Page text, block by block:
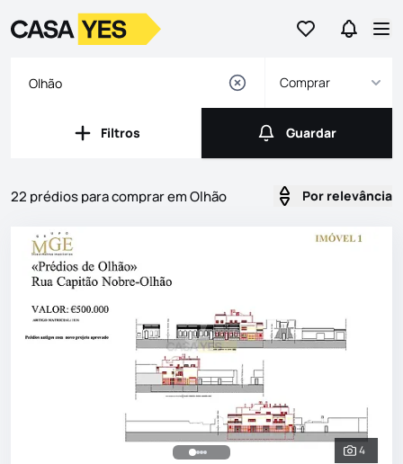
Ir para osIr para
LogoIr para a homepage
Comprar
Filtros
Filtros Guardar
Guardar
22 prédios para comprar em Olhão Por relevância
Imóveis
Lista de Imóveis
Ver
4